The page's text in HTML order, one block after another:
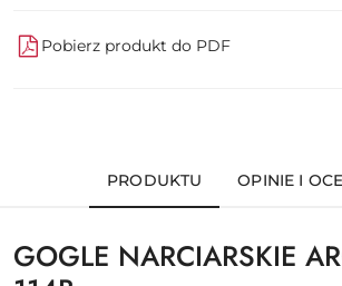
Pobierz produkt do PDF
PRODUKTU OPINIE I
GOGLE NARCIARSKIE